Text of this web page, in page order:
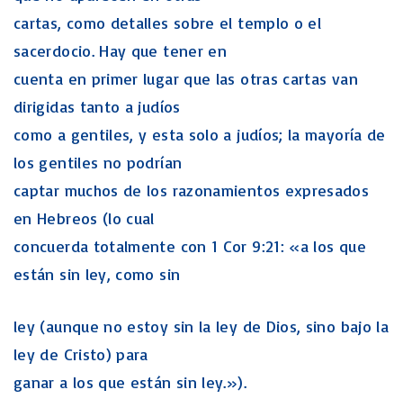
cartas, como detalles sobre el templo o el
sacerdocio. Hay que tener en
cuenta en primer lugar que las otras cartas van
dirigidas tanto a judíos
como a gentiles, y esta solo a judíos; la mayoría de
los gentiles no podrían
captar muchos de los razonamientos expresados
en Hebreos (lo cual
concuerda totalmente con 1 Cor 9:21: «a los que
están sin ley, como sin
ley (aunque no estoy sin la ley de Dios, sino bajo la
ley de Cristo) para
ganar a los que están sin ley.»).